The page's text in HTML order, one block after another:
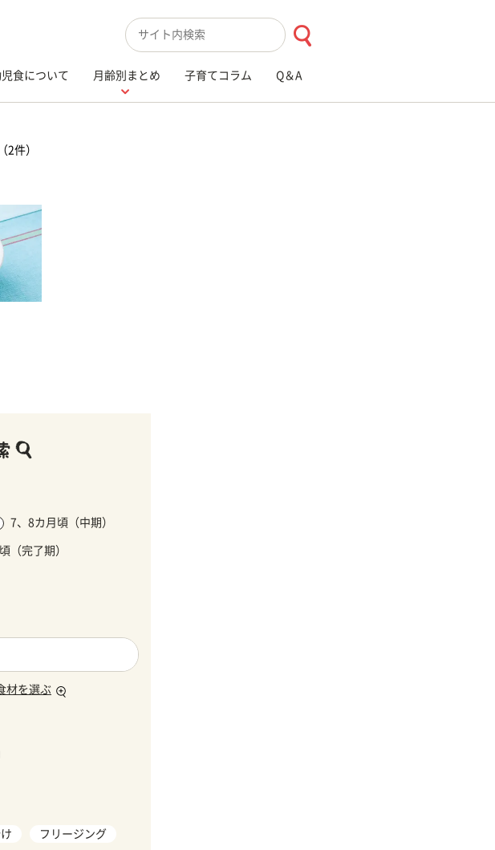
検索キーワード入力
食について 月齢別まとめ 子育てコラム Q＆A
（2件）
7、8カ月頃（中期）
（完了期）
材を選ぶ
フリージング